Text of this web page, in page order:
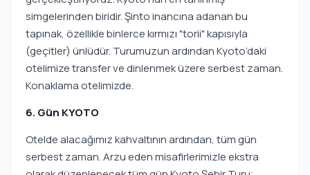
simgelerinden biridir. Şinto inancına adanan bu
tapınak, özellikle binlerce kırmızı "torii" kapısıyla
(geçitler) ünlüdür. Turumuzun ardından Kyoto’daki
otelimize transfer ve dinlenmek üzere serbest zaman.
Konaklama otelimizde.
6. Gün KYOTO
Otelde alacağımız kahvaltının ardından, tüm gün
serbest zaman. Arzu eden misafirlerimizle ekstra